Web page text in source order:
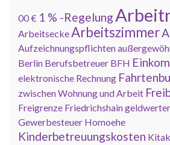
00 € 1 % -Regelung
ArbeitseckeArbeitszimmer
Aufzeichnungspflichten
Berlin Berufsbetreuer BFH
elektronische Rechnung
zwischen Wohnung und Arbeit
Freigrenze Friedrichshain
Gewerbesteuer Homoehe
Kinderbetreuungskosten